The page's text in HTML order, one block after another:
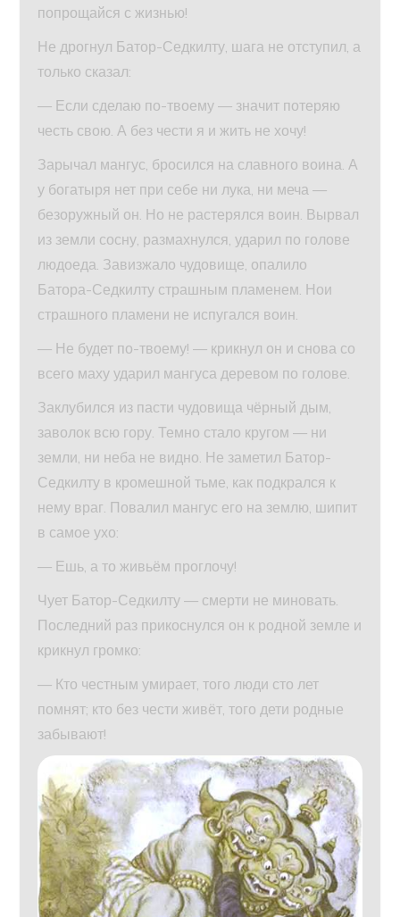
попрощайся с жизнью!
Не дрогнул Батор-Седкилту, шага не отступил, а
только сказал:
— Если сделаю по-твоему — значит потеряю
честь свою. А без чести я и жить не хочу!
Зарычал мангус, бросился на славного воина. А
у богатыря нет при себе ни лука, ни меча —
безоружный он. Но не растерялся воин. Вырвал
из земли сосну, размахнулся, ударил по голове
людоеда. Завизжало чудовище, опалило
Батора-Седкилту страшным пламенем. Нои
страшного пламени не испугался воин.
— Не будет по-твоему! — крикнул он и снова со
всего маху ударил мангуса деревом по голове.
Заклубился из пасти чудовища чёрный дым,
заволок всю гору. Темно стало кругом — ни
земли, ни неба не видно. Не заметил Батор-
Седкилту в кромешной тьме, как подкрался к
нему враг. Повалил мангус его на землю, шипит
в самое ухо:
— Ешь, а то живьём проглочу!
Чует Батор-Седкилту — смерти не миновать.
Последний раз прикоснулся он к родной земле и
крикнул громко:
— Кто честным умирает, того люди сто лет
помнят; кто без чести живёт, того дети родные
забывают!